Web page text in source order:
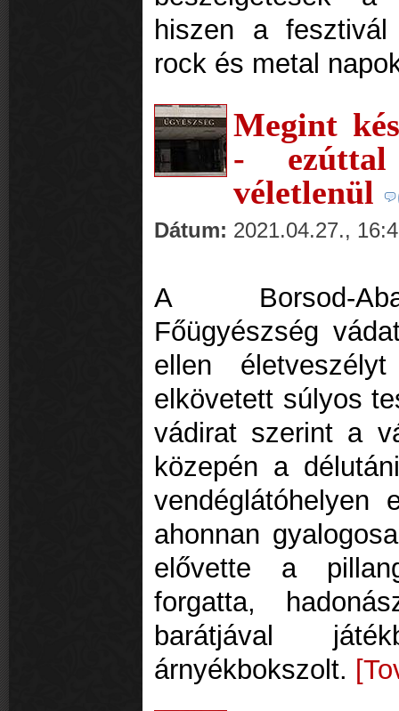
hiszen a
rock és metal
Megint
- ezúttal
véletlenül
Dátum: 2021.04.27.,
A Borsod-
Főügyészség
ellen
elkövetett súlyos
vádirat szerint a
közepén a
vendéglátóhelyen
ahonnan
elővette a
forgatta,
barátjával
árnyékbokszolt.